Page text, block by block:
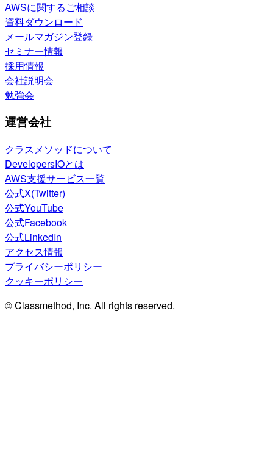
AWSに関するご相談
資料ダウンロード
メールマガジン登録
セミナー情報
採用情報
会社説明会
勉強会
運営会社
クラスメソッドについて
DevelopersIOとは
AWS支援サービス一覧
公式X(Twitter)
公式YouTube
公式Facebook
公式LinkedIn
アクセス情報
プライバシーポリシー
クッキーポリシー
© Classmethod, Inc. All rights reserved.